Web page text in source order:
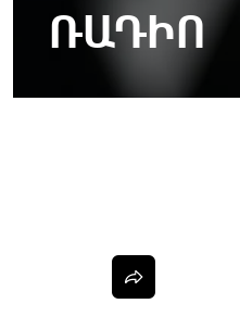
ՌԱԴԻՈ